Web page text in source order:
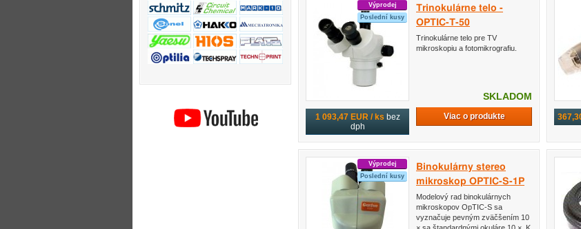
Výprodej
Poslední kusy
1 093,47 EUR / ks bez
dph
Trinokulárne telo -
OPTIC-T-50
Trinokulárne telo pre TV
mikroskopiu a fotomikrografiu.
SKLADOM
Viac o produkte
Výprodej
Poslední kusy
Binokulárny stereo
mikroskop OPTIC-S-1P
Modelový rad binokulárnych
mikroskopov OpTIC-S sa
vyznačuje pevným zväčšením 10